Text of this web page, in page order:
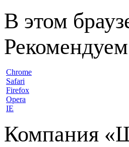
В этом
Chrome
Safari
Firefox
Opera
IE
Компания